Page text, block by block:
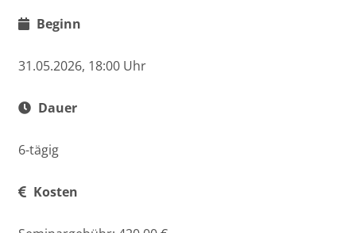
Beginn
31.05.2026, 18:00 Uhr
Dauer
6-tägig
Kosten